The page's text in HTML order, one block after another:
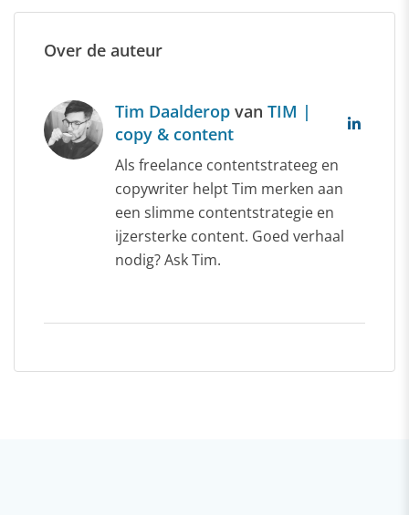
Over de auteur
Tim Daalderop van TIM |
copy & content
Als freelance contentstrateeg en
copywriter helpt Tim merken aan
een slimme contentstrategie en
ijzersterke content. Goed verhaal
nodig? Ask Tim.